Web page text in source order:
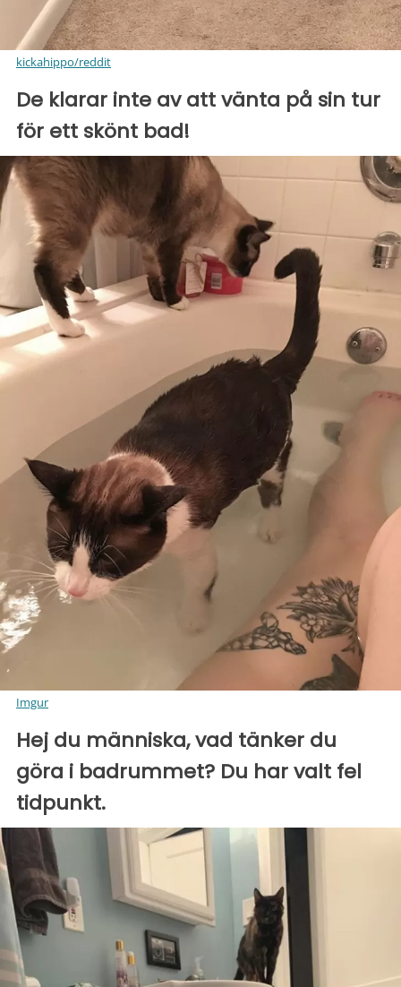
kickahippo/reddit
De klarar inte av att vänta på sin tur
för ett skönt bad!
Imgur
Hej du människa, vad tänker du
göra i badrummet? Du har valt fel
tidpunkt.